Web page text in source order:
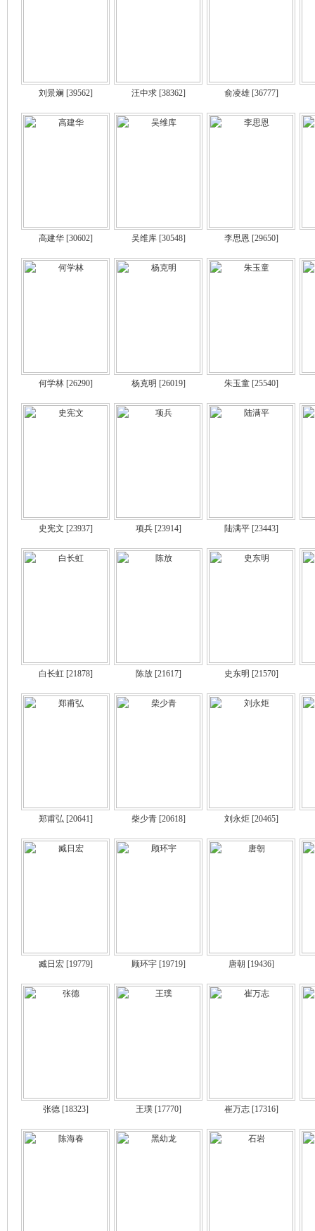
刘景斓 [39562] 汪中求[38362] 俞凌雄[36777]
高建华[30602] 吴维库[30548] 李思恩 [29650]
何学林[26290] 杨克明 [26019] 朱玉童[25540]
史宪文 [23937] 项兵[23914] 陆满平[23443]
白长虹[21878] 陈放[21617] 史东明 [21570]
郑甫弘[20641] 柴少青[20618] 刘永炬[20465]
臧日宏[19779] 顾环宇[19719] 唐朝 [19436]
张德[18323] 王璞[17770] 崔万志[17316]